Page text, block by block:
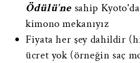
Ödülü'ne sahip
kimono mekanıyız
Fiyata her şey dahildir
ücret yok (örneğin saç